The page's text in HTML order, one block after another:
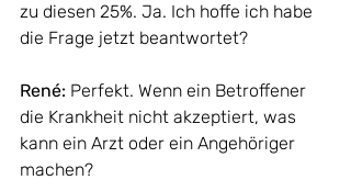
zu diesen 25%. Ja. Ich hoffe ich habe
die Frage jetzt beantwortet?
René: Perfekt. Wenn ein Betroffener
die Krankheit nicht akzeptiert, was
kann ein Arzt oder ein Angehöriger
machen?